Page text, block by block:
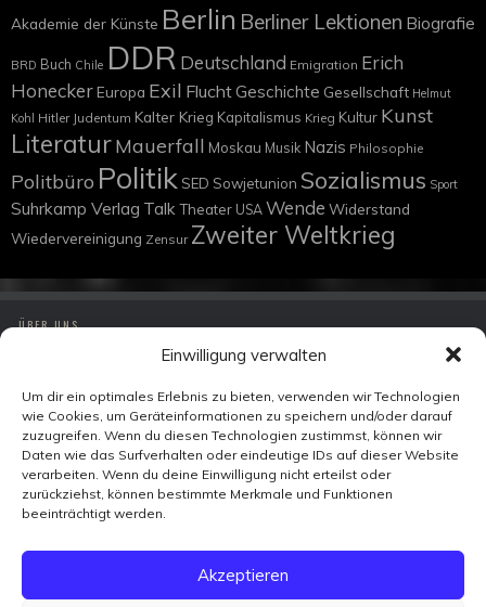
Einwilligung verwalten
Um dir ein optimales Erlebnis zu bieten, verwenden wir Technologien
wie Cookies, um Geräteinformationen zu speichern und/oder darauf
zuzugreifen. Wenn du diesen Technologien zustimmst, können wir
Daten wie das Surfverhalten oder eindeutige IDs auf dieser Website
verarbeiten. Wenn du deine Einwilligung nicht erteilst oder
zurückziehst, können bestimmte Merkmale und Funktionen
beeinträchtigt werden.
Akzeptieren
Akademie der Künste Berlin Berliner Lektionen Biografie
BRD Buch Chile DDR Deutschland Emigration Erich
Honecker Europa Exil FluchtGeschichte Gesellschaft Helmut
Kohl Hitler Judentum Kalter Krieg Kapitalismus Krieg Kultur Kunst
Literatur Mauerfall Moskau Musik Nazis Philosophie
Politbüro Politik SED Sowjetunion Sozialismus Sport
Suhrkamp Verlag Talk Theater USA Wende Widerstand
Wiedervereinigung Zensur Zweiter Weltkrieg
ÜBER UNS
DATENSCHUTZ
KONTAKT
Zeitzeugen-TV
Ohmstraße 7
10179 Berlin
FACEBOOK
VIMEO